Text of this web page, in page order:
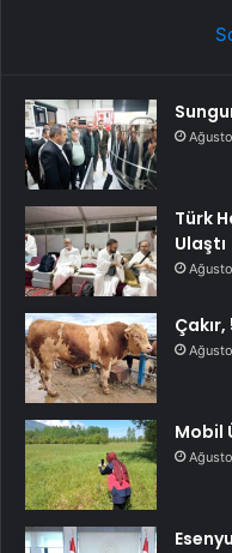
Türk
Ulaştı
Çakır,
Mobil